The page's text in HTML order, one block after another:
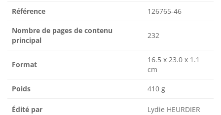
Référence 126765-46
Nombre de pages de contenu
principal
232
Format
16.5 x 23.0 x 1.1
cm
Poids 410 g
Édité par Lydie HEURDIER